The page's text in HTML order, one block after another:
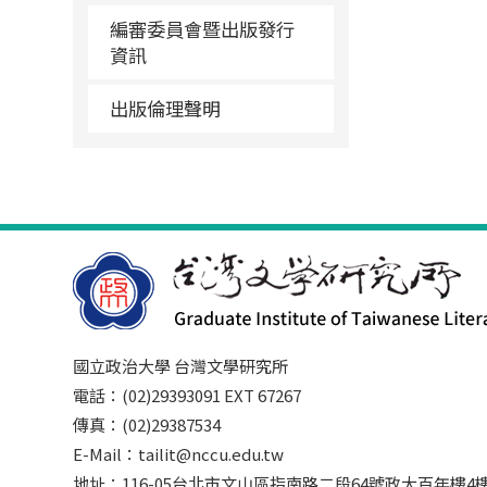
編審委員會暨出版發行
資訊
出版倫理聲明
國立政治大學 台灣文學研究所
電話：(02)29393091 EXT 67267
傳真：(02)29387534
E-Mail：tailit@nccu.edu.tw